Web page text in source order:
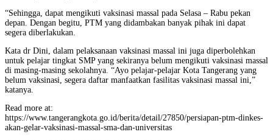
“Sehingga, dapat mengikuti vaksinasi massal pada Selasa – Rabu pekan
depan. Dengan begitu, PTM yang didambakan banyak pihak ini dapat
segera diberlakukan.
Kata dr Dini, dalam pelaksanaan vaksinasi massal ini juga diperbolehkan
untuk pelajar tingkat SMP yang sekiranya belum mengikuti vaksinasi massal
di masing-masing sekolahnya. “Ayo pelajar-pelajar Kota Tangerang yang
belum vaksinasi, segera daftar manfaatkan fasilitas vaksinasi massal ini,”
katanya.
Read more at:
https://www.tangerangkota.go.id/berita/detail/27850/persiapan-ptm-dinkes-
akan-gelar-vaksinasi-massal-sma-dan-universitas